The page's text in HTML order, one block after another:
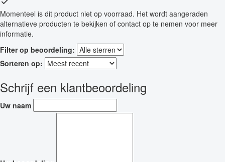
Momenteel is dit product niet op voorraad. Het wordt aangeraden
alternatieve producten te bekijken of contact op te nemen voor meer
informatie.
Filter op beoordeling:
Sorteren op:
Schrijf een klantbeoordeling
Uw naam